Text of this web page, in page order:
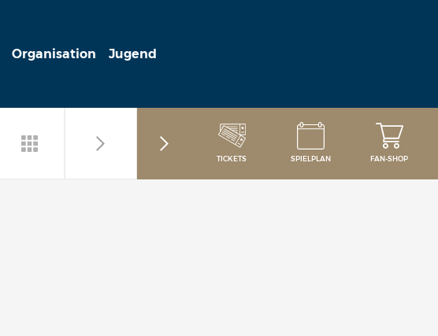
Organisation Jugend
TICKETS SPIELPLAN FAN-SHOP